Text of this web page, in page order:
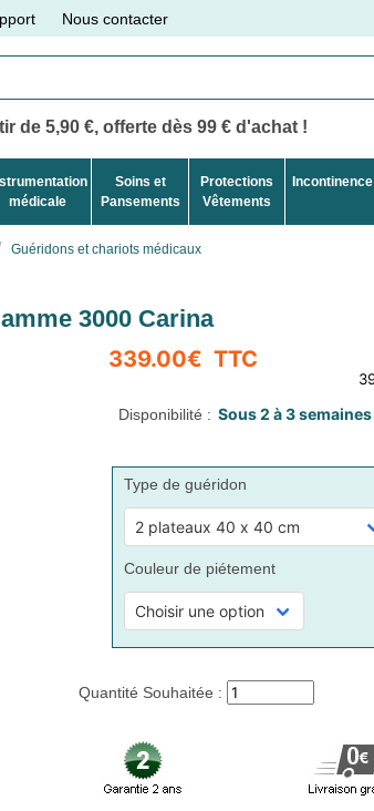
Nous contacter
de 5,90 €, offerte dès 99 € d'achat !
médicale
Soins et
Pansements
Protections
Vêtements
Incontinence
Guéridons et chariots médicaux
3000 Carina
Disponibilité :
Type de guéridon
Couleur de piétement
Quantité Souhaitée :